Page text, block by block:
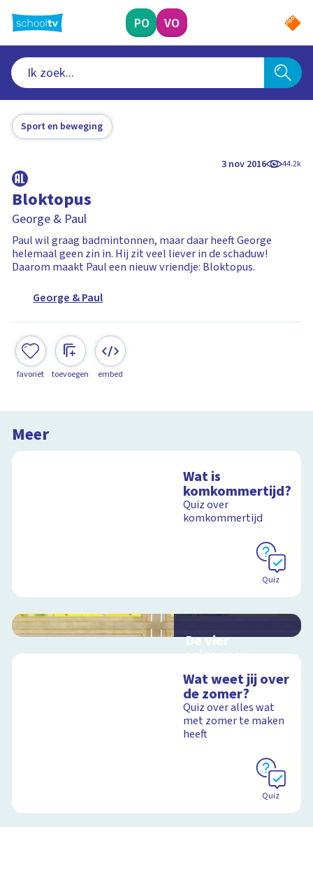
naar
hoofdinhoud
PO VO
Sport en beweging
3 nov 2016 44.2k
Bloktopus
George & Paul
Paul wil graag badmintonnen, maar daar heeft George
helemaal geen zin in. Hij zit veel liever in de schaduw!
Daarom maakt Paul een nieuw vriendje: Bloktopus.
George & Paul
favoriet toevoegen embed
Meer
Wat is
komkommertijd?
Quiz over
komkommertijd
Quiz
De vier
seizoenen
schoolplaat over de
seizoenen
Wat weet jij over
de zomer?
Quiz over alles wat
met zomer te maken
heeft
Quiz